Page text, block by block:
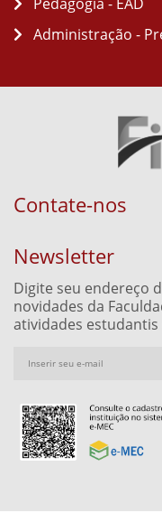
Administração -
Contate-nos
Newsletter
Digite seu endereço
novidades da
atividades